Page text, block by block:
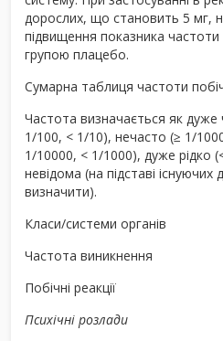
дорослих, що становить 5 мг,
підвищення показника частоти
групою плацебо.
Сумарна таблиця частоти
Частота визначається як
1/100, < 1/10), нечасто (≥ 1/
1/10000, < 1/1000), дуже рідко
невідома (на підставі
визначити).
Класи/системи органів
Частота виникнення
Побічні реакції
Психічні розлади